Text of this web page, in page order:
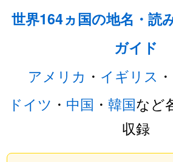
世界164ヵ国の地名・読
ガイド
アメリカ ・ イギリス ・
ドイツ ・ 中国 ・ 韓国など
収録